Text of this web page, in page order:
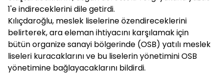
1'e indireceklerini dile getirdi.
Kılıçdaroğlu, meslek liselerine özendireceklerini
belirterek, ara eleman ihtiyacını karşılamak için
bütün organize sanayi bölgerinde (OSB) yatılı meslek
liseleri kuracaklarını ve bu liselerin yönetimini OSB
yönetimine bağlayacaklarını bildirdi.